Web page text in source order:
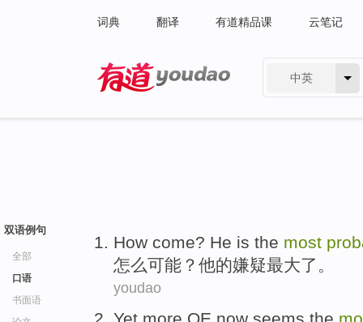
词典 翻译 有道精品课 云笔记
中英
双语例句
全部
口语
书面语
How come? He is the most
怎么可能 ？ 他的嫌疑最大了。
youdao
Yet more QE now seems the